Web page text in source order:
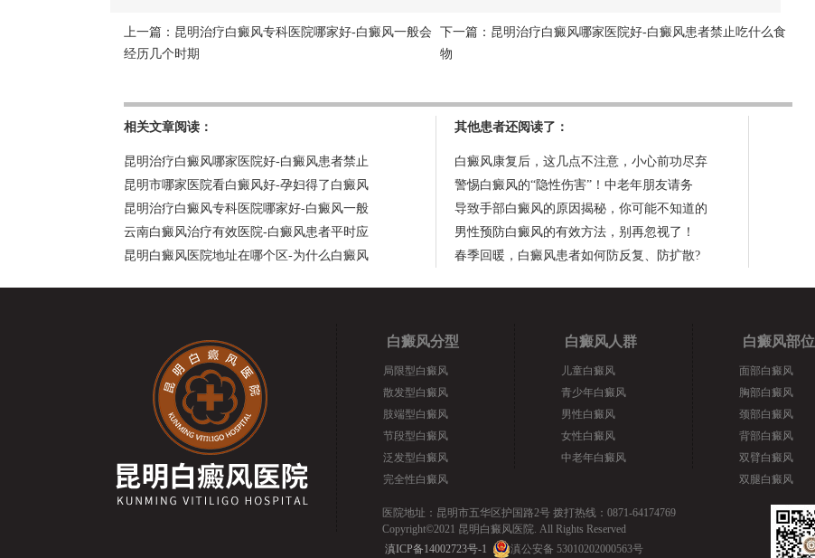
上一篇： 昆明治疗白癜风专科医院哪家好-白癜风一般会
经历几个时期
下一篇： 昆明治疗白癜风哪家医院好-白癜风患者禁止吃什么食
物
相关文章阅读：
昆明治疗白癜风哪家医院好-白癜风患者禁止
昆明市哪家医院看白癜风好-孕妇得了白癜风
昆明治疗白癜风专科医院哪家好-白癜风一般
云南白癜风治疗有效医院-白癜风患者平时应
昆明白癜风医院地址在哪个区-为什么白癜风
其他患者还阅读了：
白癜风康复后，这几点不注意，小心前功尽弃
警惕白癜风的“隐性伤害”！中老年朋友请务
导致手部白癜风的原因揭秘，你可能不知道的
男性预防白癜风的有效方法，别再忽视了！
春季回暖，白癜风患者如何防反复、防扩散?
白癜风分型
局限型白癜风
散发型白癜风
肢端型白癜风
节段型白癜风
泛发型白癜风
完全性白癜风
白癜风人群
儿童白癜风
青少年白癜风
男性白癜风
女性白癜风
中老年白癜风
白癜风部位
面部白癜风
胸部白癜风
颈部白癜风
背部白癜风
双臂白癜风
双腿白癜风
医院地址：昆明市五华区护国路2号 拨打热线：0871-64174769
Copyright©2021 昆明白癜风医院. All Rights Reserved
滇ICP备14002723号-1
滇公安备 53010202000563号